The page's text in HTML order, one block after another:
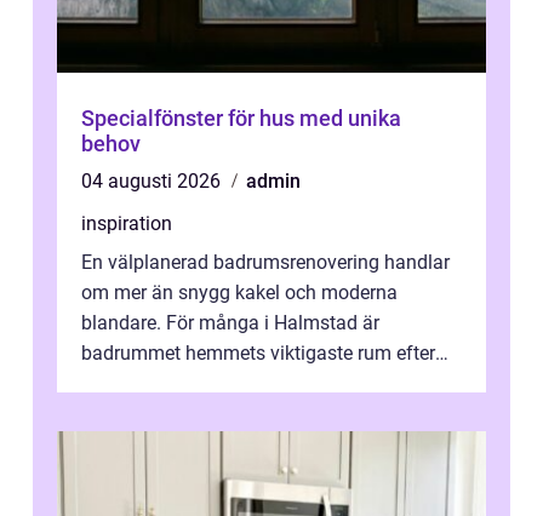
Specialfönster för hus med unika
behov
04 augusti 2026
admin
inspiration
En välplanerad badrumsrenovering handlar
om mer än snygg kakel och moderna
blandare. För många i Halmstad är
badrummet hemmets viktigaste rum efter